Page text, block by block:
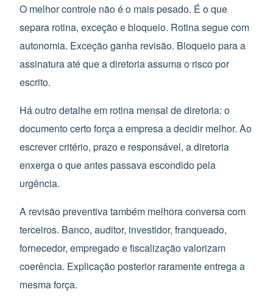
O melhor controle não é o mais pesado. É o que
separa rotina, exceção e bloqueio. Rotina segue com
autonomia. Exceção ganha revisão. Bloqueio para a
assinatura até que a diretoria assuma o risco por
escrito.
Há outro detalhe em rotina mensal de diretoria: o
documento certo força a empresa a decidir melhor. Ao
escrever critério, prazo e responsável, a diretoria
enxerga o que antes passava escondido pela
urgência.
A revisão preventiva também melhora conversa com
terceiros. Banco, auditor, investidor, franqueado,
fornecedor, empregado e fiscalização valorizam
coerência. Explicação posterior raramente entrega a
mesma força.